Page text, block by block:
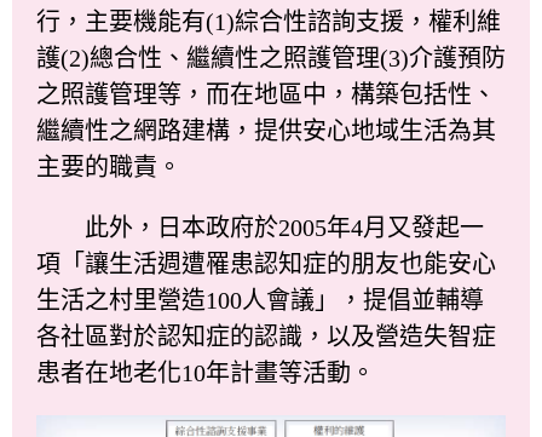
行，主要機能有(1)綜合性諮詢支援，權利維
護(2)總合性、繼續性之照護管理(3)介護預防
之照護管理等，而在地區中，構築包括性、
繼續性之網路建構，提供安心地域生活為其
主要的職責。
此外，日本政府於2005年4月又發起一
項「讓生活週遭罹患認知症的朋友也能安心
生活之村里營造100人會議」，提倡並輔導
各社區對於認知症的認識，以及營造失智症
患者在地老化10年計畫等活動。